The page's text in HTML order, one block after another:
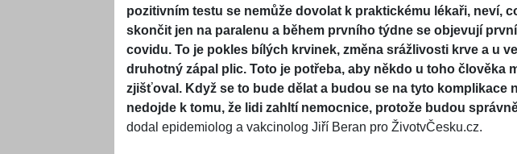
pozitivním testu se nemůže dovolat k praktickému lékaři, neví,
skončit jen na paralenu a během prvního týdne se objevují
covidu. To je pokles bílých krvinek, změna srážlivosti krve a u
druhotný zápal plic. Toto je potřeba, aby někdo u toho člověka
zjišťoval. Když se to bude dělat a budou se na tyto komplikace
nedojde k tomu, že lidi zahltí nemocnice, protože budou
dodal epidemiolog a vakcinolog Jiří Beran pro ŽivotvČesku.cz.